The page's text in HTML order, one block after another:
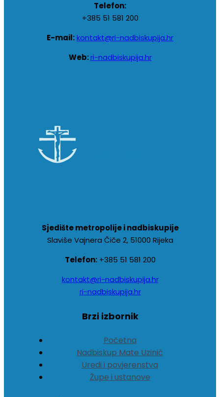
Telefon:
+385 51 581 200
E-mail:kontakt@ri-nadbiskupija.hr
Web:ri-nadbiskupija.hr
Sjedište metropolije i nadbiskupije
Slaviše Vajnera Čiče 2, 51000 Rijeka
Telefon:+385 51 581 200
kontakt@ri-nadbiskupija.hr
ri-nadbiskupija.hr
Brzi izbornik
Početna
Nadbiskup Mate Uzinić
Uredi i povjerenstva
Župe i ustanove